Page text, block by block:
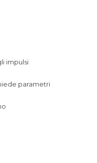
impulsi
parametri